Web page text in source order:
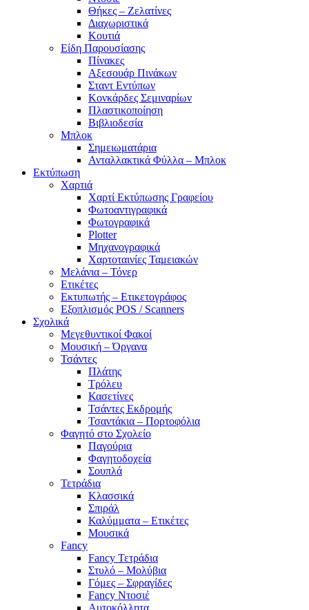
Θήκες – Ζελατίνες
Διαχωριστικά
Κουτιά
Είδη Παρουσίασης
Πίνακες
Αξεσουάρ Πινάκων
Σταντ Εντύπων
Κονκάρδες Σεμιναρίων
Πλαστικοποίηση
Βιβλιοδεσία
Μπλοκ
Σημειωματάρια
Ανταλλακτικά Φύλλα – Μπλοκ
Εκτύπωση
Χαρτιά
Χαρτί Εκτύπωσης Γραφείου
Φωτοαντιγραφικά
Φωτογραφικά
Plotter
Μηχανογραφικά
Χαρτοταινίες Ταμειακών
Μελάνια – Τόνερ
Ετικέτες
Εκτυπωτής – Ετικετογράφος
Εξοπλισμός POS / Scanners
Σχολικά
Μεγεθυντικοί Φακοί
Μουσική – Όργανα
Τσάντες
Πλάτης
Τρόλευ
Κασετίνες
Τσάντες Εκδρομής
Τσαντάκια – Πορτοφόλια
Φαγητό στο Σχολείο
Παγούρια
Φαγητοδοχεία
Σουπλά
Τετράδια
Κλασσικά
Σπιράλ
Καλύμματα – Ετικέτες
Μουσικά
Fancy
Fancy Τετράδια
Στυλό – Μολύβια
Γόμες – Σφραγίδες
Fancy Ντοσιέ
Αυτοκόλλητα